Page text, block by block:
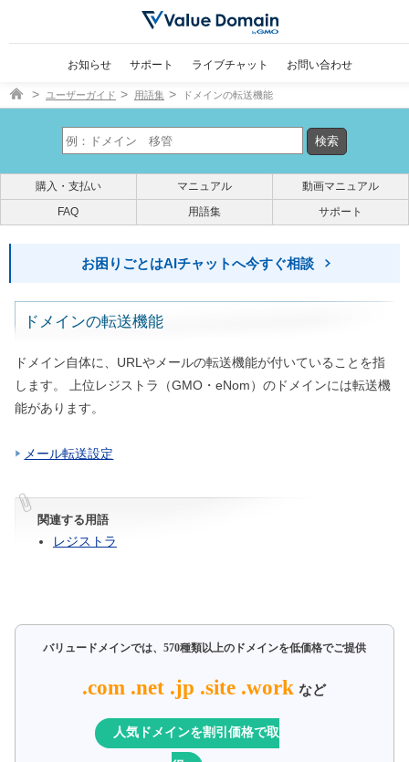
お知らせ サポート ライブチャット お問い合わせ
ドメイン取得ならバリュードメイン
ユーザーガイド 用語集 ドメインの転送機能
購入・支払い マニュアル
動画マニュアル
FAQ
用語集 サポート
お困りごとはAIチャットへ今すぐ相談
ドメインの転送機能
ドメイン自体に、URLやメールの転送機能が付いていることを指
します。 上位レジストラ（GMO・eNom）のドメインには転送機
能があります。
メール転送設定
関連する用語
レジストラ
バリュードメインでは、 570種類以上のドメインを低価格でご提供
.com .net .jp .site .work など
人気ドメインを割引価格で取